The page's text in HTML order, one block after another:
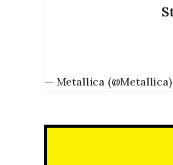
— Metallica (@Metallica)